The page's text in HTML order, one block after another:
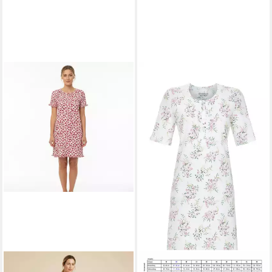
RINGELLANachthemd im